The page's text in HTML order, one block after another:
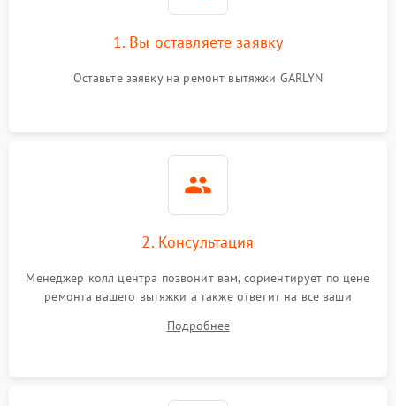
1. Вы оставляете заявку
Оставьте заявку на ремонт вытяжки GARLYN
2. Консультация
Менеджер колл центра позвонит вам, сориентирует по цене
ремонта вашего вытяжки а также ответит на все ваши
Подробнее